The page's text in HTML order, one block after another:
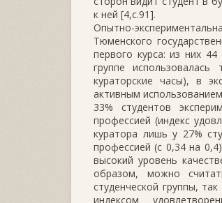
к ней [4,с.91].
Опытно-
Тюменского
первого курса: из них
группе
кураторские часы), в
активным
33% студентов
профессией (индекс
куратора лишь у 27%
профессией (с 0,34 на
высокий уровень
образом, можно
студенческой группы,
индексом